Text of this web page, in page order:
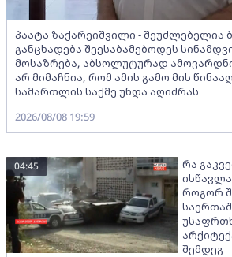
პაატა ზაქარეიშვილი - შეუძლებელია
განცხადება შეესაბამებოდეს
მოსაზრება, აბსოლუტურად
არ მიმაჩნია, რომ ამის გამო მის
სამართლის საქმე უნდა აღიძრას
2026/08/08 19:59
რა
როგორ
შემდეგ
04:45